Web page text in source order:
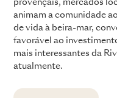
provençais, mercados
animam a comunidade
de vida à beira-mar,
favorável ao
mais interessantes da
atualmente.